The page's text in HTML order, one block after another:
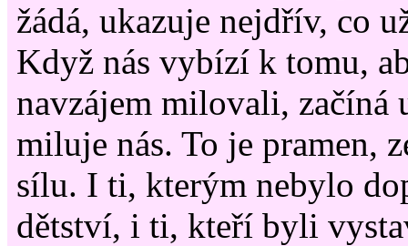
žádá, ukazuje nejdřív, co
Když nás vybízí k tomu,
navzájem milovali, začíná
miluje nás. To je pramen,
sílu. I ti, kterým nebylo
dětství, i ti, kteří byli